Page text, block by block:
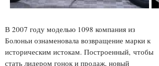
В 2007 году моделью 1098 компания из
Болоньи ознаменовала возвращение марки к
историческим истокам. Построенный, чтобы
стать лидером гонок и продаж, новый